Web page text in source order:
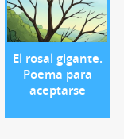
El rosal gigante.
Poema para
aceptarse